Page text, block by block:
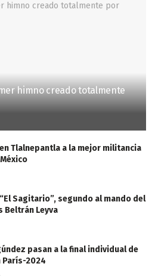
himno creado totalmente
Tlalnepantla a la mejor militancia
Sagitario”, segundo al mando del
Beltrán Leyva
pasan a la final individual de
París-2024